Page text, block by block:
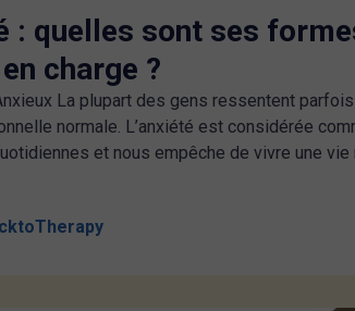
: quelles sont ses
charge ?
La plupart des gens ressentent parfois
normale. L’anxiété est considérée
et nous empêche de vivre une